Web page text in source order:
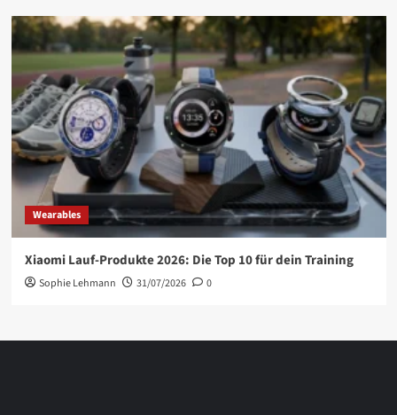
Wearables
Xiaomi Lauf-Produkte 2026: Die Top 10 für dein Training
Sophie Lehmann 31/07/2026 0